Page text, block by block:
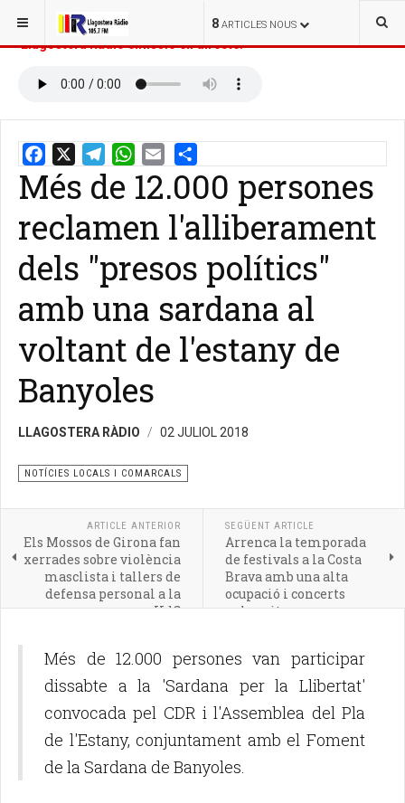
8 ARTICLES NOUS
ESTÀS AQUÍ: INICI
Llagostera Ràdio emissió en directe:
EmailShare
Més de 12.000 persones
reclamen l'alliberament
dels "presos polítics"
amb una sardana al
voltant de l'estany de
Banyoles
LLAGOSTERA RÀDIO 02 JULIOL 2018
NOTÍCIES LOCALS I COMARCALS
ARTICLE ANTERIOR
Els Mossos de Girona fan
xerrades sobre violència
masclista i tallers de
defensa personal a la
UdG
SEGÜENT ARTICLE
Arrenca la temporada
de festivals a la Costa
Brava amb una alta
ocupació i concerts
exhaurits
Més de 12.000 persones van participar
dissabte a la 'Sardana per la Llibertat'
convocada pel CDR i l'Assemblea del Pla
de l'Estany, conjuntament amb el Foment
de la Sardana de Banyoles.